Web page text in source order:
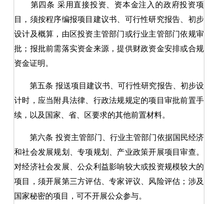
第四条 采用直接投资、资本金注入的政府投资项
目，须按程序编报项目建议书、可行性研究报告、初步
设计及概算，由区投资主管部门或行业主管部门依规审
批；报批前需落实资金来源，提供财政资金安排或合规
资金证明。
第五条 报送项目建议书、可行性研究报告、初步设
计时，应当附具法律、行政法规规定的项目审批前置手
续，以及国家、省、区要求的其他前置材料。
第六条 投资主管部门、行业主管部门依据国民经济
和社会发展规划、专项规划、产业政策开展项目审查。
对经济社会发展、公众利益影响较大或投资规模较大的
项目，须开展第三方评估、专家评议、风险评估；涉及
国家秘密的项目，可不开展公众参与。